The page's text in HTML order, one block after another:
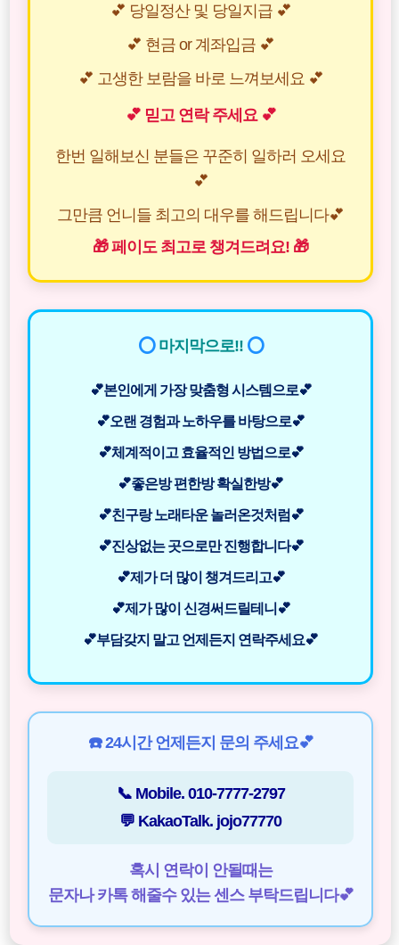
💕 당일정산 및 당일지급 💕
💕 현금 or 계좌입금 💕
💕 고생한 보람을 바로 느껴보세요 💕
💕 믿고 연락 주세요 💕
한번 일해보신 분들은 꾸준히 일하러 오세요
💕
그만큼 언니들 최고의 대우를 해드립니다💕
🎁 페이도 최고로 챙겨드려요! 🎁
⭕마지막으로!! ⭕
💕본인에게 가장 맞춤형 시스템으로💕
💕오랜 경험과 노하우를 바탕으로💕
💕체계적이고 효율적인 방법으로💕
💕좋은방 편한방 확실한방💕
💕친구랑 노래타운 놀러온것처럼💕
💕진상없는 곳으로만 진행합니다💕
💕제가 더 많이 챙겨드리고💕
💕제가 많이 신경써드릴테니💕
💕부담갖지 말고 언제든지 연락주세요💕
☎️ 24시간 언제든지 문의 주세요💕
📞 Mobile. 010-7777-2797
💬 KakaoTalk. jojo77770
혹시 연락이 안될때는
문자나 카톡 해줄수 있는 센스 부탁드립니다💕